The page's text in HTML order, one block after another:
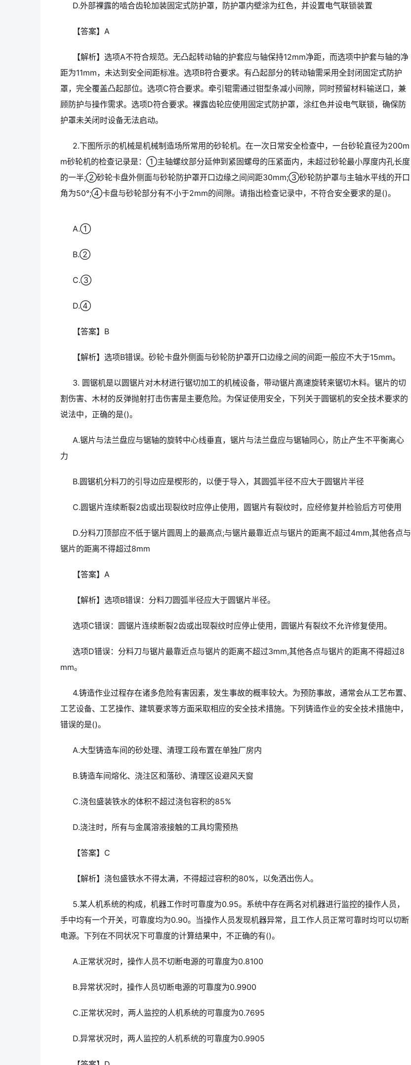
D.外部裸露的啮合齿轮加装固定式防护罩，防护罩内壁涂为红色，并设置电气联锁装置
【答案】A
【解析】选项A不符合规范。无凸起转动轴的护套应与轴保持12mm净距，而选项中护套与轴的净
距为11mm，未达到安全间距标准。选项B符合要求。有凸起部分的转动轴需采用全封闭固定式防护
罩，完全覆盖凸起部位。选项C符合要求。牵引辊需通过钳型条减小间隙，同时预留材料输送口，兼
顾防护与操作需求。选项D符合要求。裸露齿轮应使用固定式防护罩，涂红色并设电气联锁，确保防
护罩未关闭时设备无法启动。
2.下图所示的机械是机械制造场所常用的砂轮机。在一次日常安全检查中，一台砂轮直径为200m
m砂轮机的检查记录是：①主轴螺纹部分延伸到紧固螺母的压紧面内，未超过砂轮最小厚度内孔长度
的一半;②砂轮卡盘外侧面与砂轮防护罩开口边缘之间间距30mm;③砂轮防护罩与主轴水平线的开口
角为50°;④卡盘与砂轮部分有不小于2mm的间隙。请指出检查记录中，不符合安全要求的是()。
A.①
B.②
C.③
D.④
【答案】B
【解析】选项B错误。砂轮卡盘外侧面与砂轮防护罩开口边缘之间的间距一般应不大于15mm。
3. 圆锯机是以圆锯片对木材进行锯切加工的机械设备，带动锯片高速旋转来锯切木料。锯片的切
割伤害、木材的反弹抛射打击伤害是主要危险。为保证使用安全，下列关于圆锯机的安全技术要求的
说法中，正确的是()。
A.锯片与法兰盘应与锯轴的旋转中心线垂直，锯片与法兰盘应与锯轴同心，防止产生不平衡离心
力
B.圆锯机分料刀的引导边应是楔形的，以便于导入，其圆弧半径不应大于圆锯片半径
C.圆锯片连续断裂2齿或出现裂纹时应停止使用，圆锯片有裂纹时，应经修复并检验后方可使用
D.分料刀顶部应不低于锯片圆周上的最高点;与锯片最靠近点与锯片的距离不超过4mm,其他各点与
锯片的距离不得超过8mm
【答案】A
【解析】选项B错误：分料刀圆弧半径应大于圆锯片半径。
选项C错误：圆锯片连续断裂2齿或出现裂纹时应停止使用，圆锯片有裂纹不允许修复使用。
选项D错误：分料刀与锯片最靠近点与锯片的距离不超过3mm,其他各点与锯片的距离不得超过8
mm。
4.铸造作业过程存在诸多危险有害因素，发生事故的概率较大。为预防事故，通常会从工艺布置、
工艺设备、工艺操作、建筑要求等方面采取相应的安全技术措施。下列铸造作业的安全技术措施中，
错误的是()。
A.大型铸造车间的砂处理、清理工段布置在单独厂房内
B.铸造车间熔化、浇注区和落砂、清理区设避风天窗
C.浇包盛装铁水的体积不超过浇包容积的85%
D.浇注时，所有与金属溶液接触的工具均需预热
【答案】C
【解析】浇包盛铁水不得太满，不得超过容积的80%，以免洒出伤人。
5.某人机系统的构成，机器工作时可靠度为0.95。系统中存在两名对机器进行监控的操作人员，
手中均有一个开关，可靠度均为0.90。当操作人员发现机器异常，且工作人员正常可靠时均可以切断
电源。下列在不同状况下可靠度的计算结果中，不正确的有()。
A.正常状况时，操作人员不切断电源的可靠度为0.8100
B.异常状况时，操作人员切断电源的可靠度为0.9900
C.正常状况时，两人监控的人机系统的可靠度为0.7695
D.异常状况时，两人监控的人机系统的可靠度为0.9905